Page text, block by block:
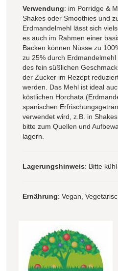
Verwendung: im Porridge &
Shakes oder Smoothies und
Erdmandelmehl lässt sich
es auch im Rahmen einer
Backen können Nüsse zu
zu 25% durch
des fein süßlichen
der Zucker im Rezept
werden. Das Mehl ist ideal
köstlichen Horchata
spanischen
verwendet wird, z.B. in
bitte zum Quellen und
lagern.
Lagerungshinweis: Bitte
Ernährung: Vegan,